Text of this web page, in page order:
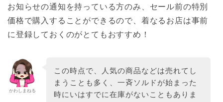
お知らせの通知を持っている方のみ、セール前の特別
価格で購入することができるので、着なるお店は事前
に登録しておくのがとてもおすすめ！
かわしまねる
この時点で、人気の商品などは売れてし
まうことも多く、一斉ソルドが始まった
時にいはすでに在庫がないこともありま